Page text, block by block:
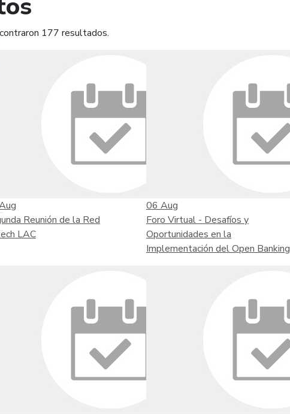
177 resultados.
Reunión de la Red
LAC
06 Aug
Foro Virtual - Desafíos y
Oportunidades en la
Implementación del Open Banking